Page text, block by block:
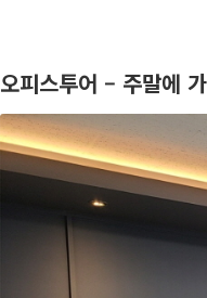
오피스투어 – 주말에